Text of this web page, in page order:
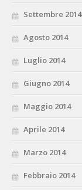
Settembre 2014
Agosto 2014
Luglio 2014
Giugno 2014
Maggio 2014
Aprile 2014
Marzo 2014
Febbraio 2014